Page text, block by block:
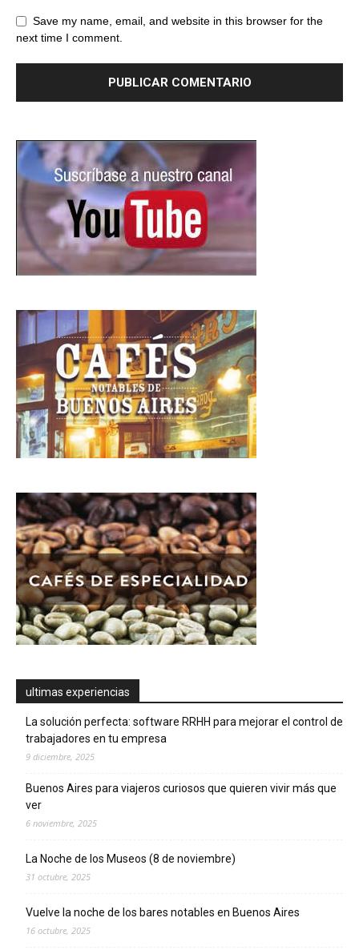
Save my name, email, and website in this browser for the
next time I comment.
ultimas experiencias
La solución perfecta: software RRHH para mejorar el control de
trabajadores en tu empresa
9 diciembre, 2025
Buenos Aires para viajeros curiosos que quieren vivir más que
ver
6 noviembre, 2025
La Noche de los Museos (8 de noviembre)
31 octubre, 2025
Vuelve la noche de los bares notables en Buenos Aires
16 octubre, 2025